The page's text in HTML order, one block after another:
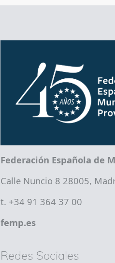
Federación Española de
Calle Nuncio 8 28005,
t. +34 91 364 37 00
femp.es
Redes Sociales